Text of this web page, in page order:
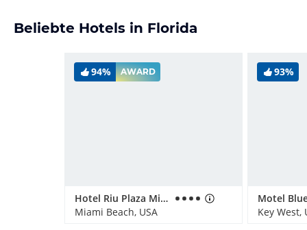
Beliebte Hotels in Florida
94% AWARD
Hotel Riu Plaza Miami Beach
Miami Beach, USA
93%
Motel
Key West,